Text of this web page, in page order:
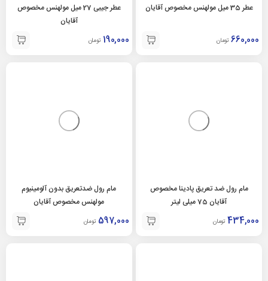
عطر 35 میل مولهنس مخصوص آقایان
660,000 تومان
عطر جیبی 27 میل مولهنس مخصوص
آقایان
190,000 تومان
مام رول ضد تعریق پادینا مخصوص
آقایان 75 میلی لیتر
434,000 تومان
مام رول ضدتعریق بدون آلومینیوم
مولهنس مخصوص آقایان
597,000 تومان